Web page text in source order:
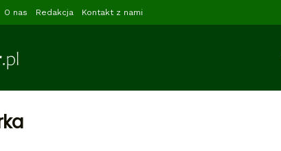
O nas Redakcja Kontakt z nami